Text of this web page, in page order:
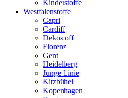
Kinderstoffe
Westfalenstoffe
Capri
Cardiff
Dekostoff
Florenz
Gent
Heidelberg
Junge Linie
Kitzbühel
Kopenhagen